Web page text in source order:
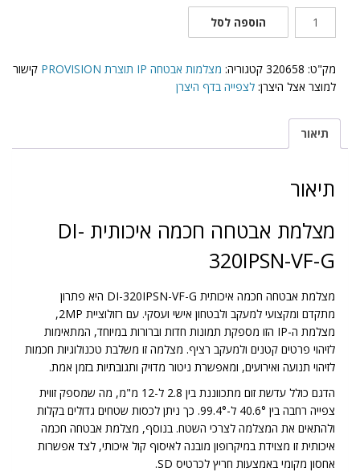
320IPSN-
VF-
הוספה לסל
מק"ט: 320658 קטגוריה: מצלמות אבטחה IP תוצרת PROVISION
קישור
למוצר אצל היצרן: לצפייה בדף היצרן
תיאור
תיאור
מצלמת אבטחה חכמה איכותית DI-
320IPSN-VF-G
מצלמת אבטחה חכמה איכותית DI-320IPSN-VF-G היא פתרון
מתקדם ומקצועי למעקב ולבטחון אישי ועסקי. עם רזולוציית 2MP,
מצלמת ה-IP הזו מספקת תמונות חדות וברורות במיוחד, המתאימות
לזיהוי פרטים קטנים ולמעקב רציף. מצלמה זו משלבת טכנולוגיות חכמות
לזיהוי תנועה ואירועים, ומאפשרת ניטור מדויק ותגובתיות בזמן אמת.
הדגם כולל עדשת זום מתכווננת בין 2.8 ל-12 מ"מ, מה שמספק זווית
צפייה רחבה בין 40.6° ל-99.4°. כך ניתן לכסות שטחים גדולים בקלות
ולהתאים את המצלמה לצרכי השטח. בנוסף, מצלמת אבטחה חכמה
איכותית זו מצוידת במיקרופון מובנה לאיסוף קול איכותי, לצד אפשרות
אחסון מקומי באמצעות חריץ לכרטיס SD.